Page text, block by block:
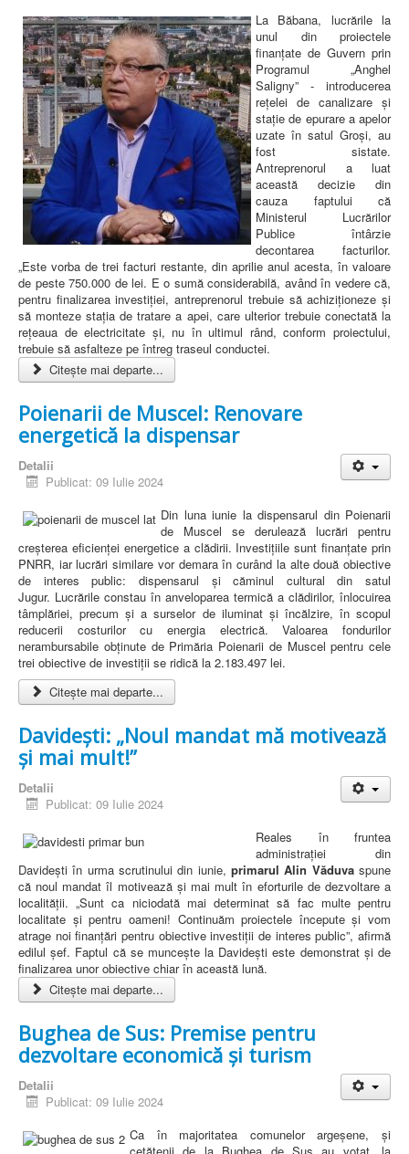
La Băbana, lucrările la
unul din proiectele
finanțate de Guvern prin
Programul „Anghel
Saligny” - introducerea
rețelei de canalizare și
stație de epurare a apelor
uzate în satul Groși, au
fost sistate.
Antreprenorul a luat
această decizie din
cauza faptului că
Ministerul Lucrărilor
Publice întârzie
decontarea facturilor.
„Este vorba de trei facturi restante, din aprilie anul acesta, în valoare
de peste 750.000 de lei. E o sumă considerabilă, având în vedere că,
pentru finalizarea investiției, antreprenorul trebuie să achiziționeze și
să monteze stația de tratare a apei, care ulterior trebuie conectată la
rețeaua de electricitate și, nu în ultimul rând, conform proiectului,
trebuie să asfalteze pe întreg traseul conductei.
Citește mai departe...
Poienarii de Muscel: Renovare
energetică la dispensar
Detalii
Publicat: 09 Iulie 2024
Din luna iunie la dispensarul din Poienarii
de Muscel se derulează lucrări pentru
creșterea eficienței energetice a clădirii. Investițiile sunt finanțate prin
PNRR, iar lucrări similare vor demara în curând la alte două obiective
de interes public: dispensarul și căminul cultural din satul
Jugur. Lucrările constau în anveloparea termică a clădirilor, înlocuirea
tâmplăriei, precum și a surselor de iluminat și încălzire, în scopul
reducerii costurilor cu energia electrică. Valoarea fondurilor
nerambursabile obținute de Primăria Poienarii de Muscel pentru cele
trei obiective de investiții se ridică la 2.183.497 lei.
Citește mai departe...
Davidești: „Noul mandat mă motivează
și mai mult!”
Detalii
Publicat: 09 Iulie 2024
Reales în fruntea
administrației din
Davidești în urma scrutinului din iunie, primarul Alin Văduvaspune
că noul mandat îl motivează și mai mult în eforturile de dezvoltare a
localității. „Sunt ca niciodată mai determinat să fac multe pentru
localitate și pentru oameni! Continuăm proiectele începute și vom
atrage noi finanțări pentru obiective investiții de interes public”, afirmă
edilul șef. Faptul că se muncește la Davidești este demonstrat și de
finalizarea unor obiective chiar în această lună.
Citește mai departe...
Bughea de Sus: Premise pentru
dezvoltare economică și turism
Detalii
Publicat: 09 Iulie 2024
Ca în majoritatea comunelor argeșene, și